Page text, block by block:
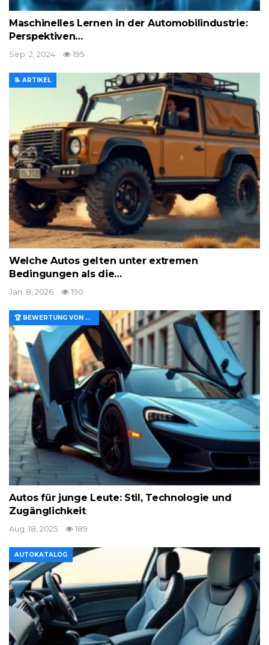
Maschinelles Lernen in der Automobilindustrie:
Perspektiven…
Sep. 2, 2024 195
📝 ARTIKEL
Welche Autos gelten unter extremen
Bedingungen als die…
Jan. 8, 2026 190
🏆 BEWERTUNG VON MERKMALEN UND WERT
Autos für junge Leute: Stil, Technologie und
Zugänglichkeit
Aug. 18, 2025 189
AUTOKATALOG